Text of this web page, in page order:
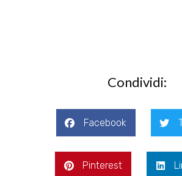
Condividi:
Facebook
Pinterest